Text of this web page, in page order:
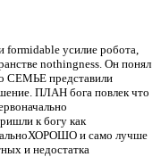
formidable усилие робота,
nothingness.Он понял
СЕМЬЕ представили
ПЛАН бога повлек что
к богу как
и само лучше
и недостатка